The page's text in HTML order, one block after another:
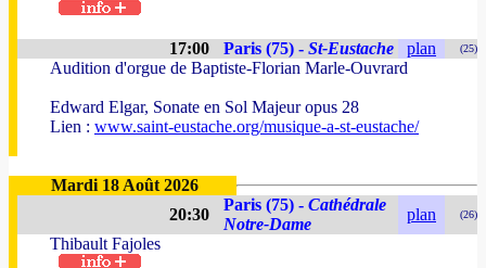
17:00 Paris (75) - St-Eustache plan (25)
Audition d'orgue de Baptiste-Florian Marle-Ouvrard
Edward Elgar, Sonate en Sol Majeur opus 28
Lien : www.saint-eustache.org/musique-a-st-eustache/
Mardi 18 Août 2026
20:30
Paris (75) - Cathédrale
Notre-Dame
plan (26)
Thibault Fajoles